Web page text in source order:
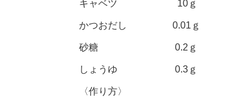
キャベツ 10ｇ
かつおだし 0.01ｇ
砂糖 0.2ｇ
しょうゆ 0.3ｇ
〈作り方〉